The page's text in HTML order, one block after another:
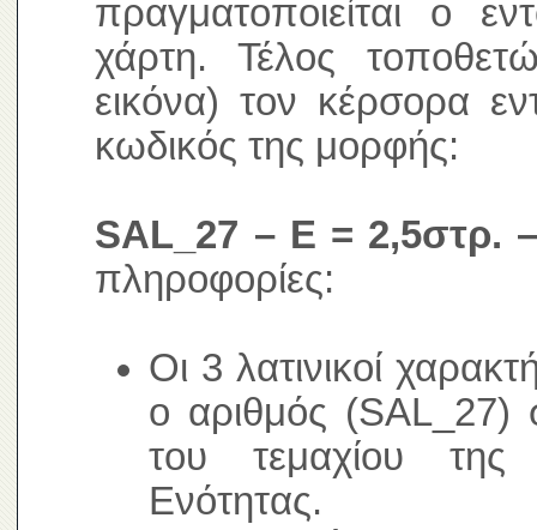
πραγματοποιείται ο
χάρτη. Τέλος
εικόνα) τον κέρσορα
κωδικός της μορφής:
SAL_27 – E = 2,5στρ.
πληροφορίες:
Οι 3 λατινικοί
ο αριθμός (SAL_27)
του τεμαχίου της
Ενότητας.